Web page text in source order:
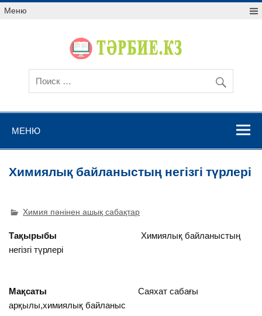
Меню
МЕНЮ
Химиялық байланыстың негізгі түрлері
Химия пәнінен ашық сабақтар
Тақырыбы
Химиялық байланыстың
негізгі түрлері
Мақсаты
Саяхат сабағы
арқылы,химиялық байланыс